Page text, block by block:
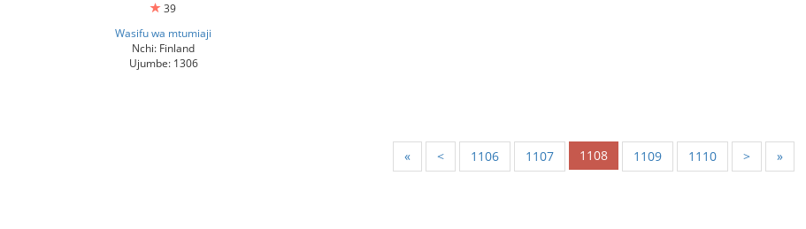
39
Wasifu wa mtumiaji
Nchi: Finland
Ujumbe: 1306
« < 1106 1107 1108 1109 1110 > »